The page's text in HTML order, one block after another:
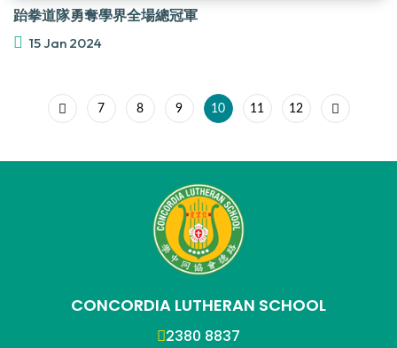
跆拳道隊勇奪學界全場總冠軍
15 Jan 2024
7 8 9 10 11 12
CONCORDIA LUTHERAN SCHOOL
2380 8837